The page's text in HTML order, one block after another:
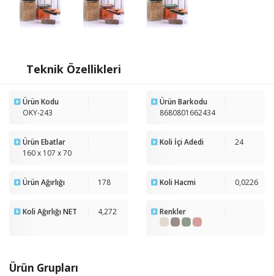
Ürün Grupları
Teknik Özellikleri
Ürün Kodu
OKY-243
Ürün Barkodu
8680801662434
Ürün Ebatlar
160 x 107 x 70
Koli İçi Adedi 24
Ürün Ağırlığı 178 Koli Hacmi 0,0226
Koli Ağırlığı NET 4,272 Renkler